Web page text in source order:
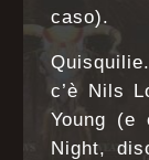
caso).
c’è Nils
Young (e
Night,